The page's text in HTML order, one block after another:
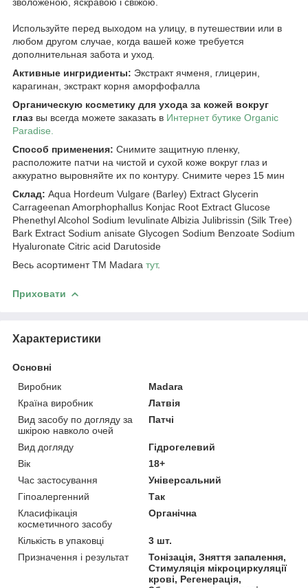
Используйте перед выходом на улицу, в путешествии или в
любом другом случае, когда вашей коже требуется
дополнительная забота и уход.
Активные ингридиенты: Экстракт ячменя, глицерин,
карагинан, экстракт корня аморфофалла
Органическую косметику для ухода за кожей вокруг
глаз вы всегда можете заказать в Интернет бутике Organic
Paradise.
Способ применения: Снимите защитную пленку,
расположите патчи на чистой и сухой коже вокруг глаз и
аккуратно выровняйте их по контуру. Снимите через 15 мин
Склад: Aqua Hordeum Vulgare (Barley) Extract Glycerin
Carrageenan Amorphophallus Konjac Root Extract Glucose
Phenethyl Alcohol Sodium levulinate Albizia Julibrissin (Silk Tree)
Bark Extract Sodium anisate Glycogen Sodium Benzoate Sodium
Hyaluronate Citric acid Darutoside
Весь асортимент ТМ Madara тут.
Приховати
Характеристики
Основні
Виробник
Madara
Країна виробник
Латвія
Вид засобу по догляду за
шкірою навколо очей
Патчі
Вид догляду
Гідрогелевий
Вік
18+
Час застосування
Універсальний
Гіпоалергенний
Так
Класифікація
косметичного засобу
Органічна
Кількість в упаковці
3 шт.
Призначення і результат
Тонізація, Зняття запалення,
Стимуляція мікроциркуляції
крові, Регенерація,